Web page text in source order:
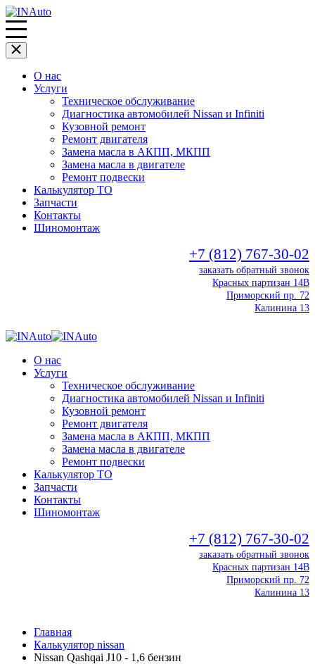
О нас
Услуги
Техническое обслуживание
Диагностика автомобилей Nissan и Infiniti
Кузовной ремонт
Ремонт двигателя
Замена масла в АКПП, МКПП
Замена масла в двигателе
Ремонт подвески
Калькулятор ТО
Запчасти
Контакты
Шиномонтаж
+7 (812) 767-30-02
заказать обратный звонок
Красных партизан 14В
Приморский пр. 72
Калинина 13
О нас
Услуги
Техническое обслуживание
Диагностика автомобилей Nissan и Infiniti
Кузовной ремонт
Ремонт двигателя
Замена масла в АКПП, МКПП
Замена масла в двигателе
Ремонт подвески
Калькулятор ТО
Запчасти
Контакты
Шиномонтаж
+7 (812) 767-30-02
заказать обратный звонок
Красных партизан 14В
Приморский пр. 72
Калинина 13
Главная
Калькулятор nissan
Nissan Qashqai J10 - 1,6 бензин